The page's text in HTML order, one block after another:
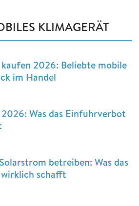
KLIMAGERÄT
2026: Beliebte mobile
im Handel
Was das Einfuhrverbot
betreiben: Was das
schafft